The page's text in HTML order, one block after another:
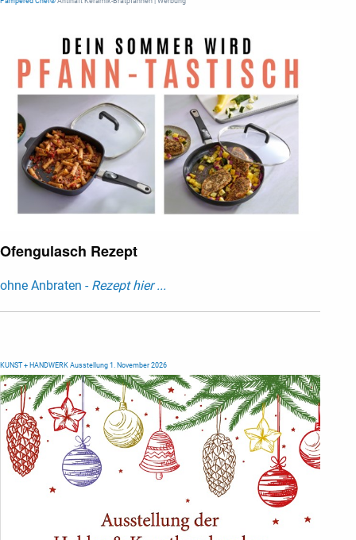
Ofengulasch Rezept
ohne Anbraten - Rezept hier ...
KUNST + HANDWERK Ausstellung 1. November 2026